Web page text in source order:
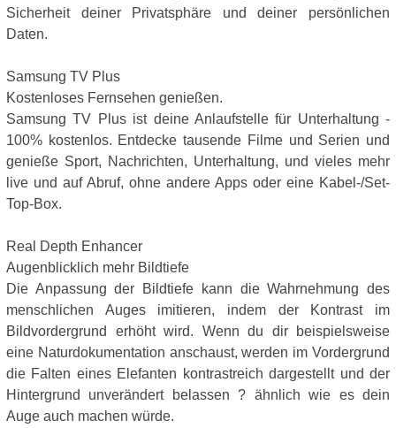
Sicherheit deiner Privatsphäre und deiner persönlichen
Daten.
Samsung TV Plus
Kostenloses Fernsehen genießen.
Samsung TV Plus ist deine Anlaufstelle für Unterhaltung -
100% kostenlos. Entdecke tausende Filme und Serien und
genieße Sport, Nachrichten, Unterhaltung, und vieles mehr
live und auf Abruf, ohne andere Apps oder eine Kabel-/Set-
Top-Box.
Real Depth Enhancer
Augenblicklich mehr Bildtiefe
Die Anpassung der Bildtiefe kann die Wahrnehmung des
menschlichen Auges imitieren, indem der Kontrast im
Bildvordergrund erhöht wird. Wenn du dir beispielsweise
eine Naturdokumentation anschaust, werden im Vordergrund
die Falten eines Elefanten kontrastreich dargestellt und der
Hintergrund unverändert belassen ? ähnlich wie es dein
Auge auch machen würde.